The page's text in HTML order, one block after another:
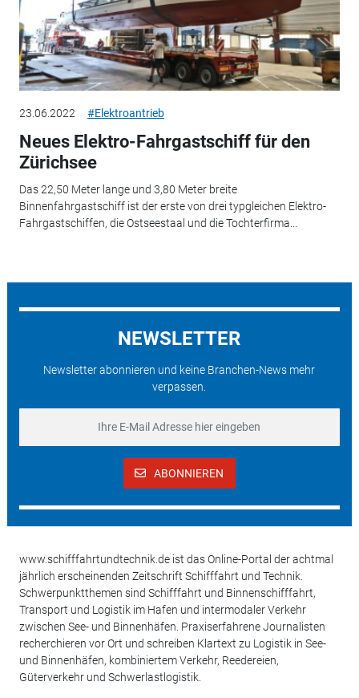
23.06.2022 #Elektroantrieb
Neues Elektro-Fahrgastschiff für den
Zürichsee
Das 22,50 Meter lange und 3,80 Meter breite
Binnenfahrgastschiff ist der erste von drei typgleichen Elektro-
Fahrgastschiffen, die Ostseestaal und die Tochterfirma...
NEWSLETTER
Newsletter abonnieren und keine Branchen-News mehr
verpassen.
ABONNIEREN
www.schifffahrtundtechnik.de ist das Online-Portal der achtmal
jährlich erscheinenden Zeitschrift Schifffahrt und Technik.
Schwerpunktthemen sind Schifffahrt und Binnenschifffahrt,
Transport und Logistik im Hafen und intermodaler Verkehr
zwischen See- und Binnenhäfen. Praxiserfahrene Journalisten
recherchieren vor Ort und schreiben Klartext zu Logistik in See-
und Binnenhäfen, kombiniertem Verkehr, Reedereien,
Güterverkehr und Schwerlastlogistik.